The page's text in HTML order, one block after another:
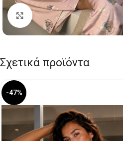
Click to enlarge
Σχετικά προϊόντα
-47%